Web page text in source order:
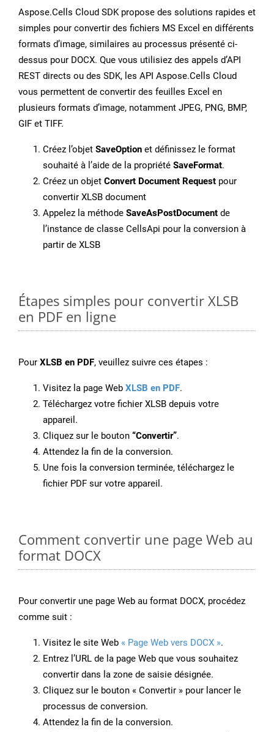
Aspose.Cells Cloud SDK propose des solutions rapides et
simples pour convertir des fichiers MS Excel en différents
formats d’image, similaires au processus présenté ci-
dessus pour DOCX. Que vous utilisiez des appels d’API
REST directs ou des SDK, les API Aspose.Cells Cloud
vous permettent de convertir des feuilles Excel en
plusieurs formats d’image, notamment JPEG, PNG, BMP,
GIF et TIFF.
Créez l’objet SaveOption et définissez le format
souhaité à l’aide de la propriété SaveFormat.
Créez un objet Convert Document Request pour
convertir XLSB document
Appelez la méthode SaveAsPostDocument de
l’instance de classe CellsApi pour la conversion à
partir de XLSB
Étapes simples pour convertir XLSB
en PDF en ligne
Pour XLSB en PDF, veuillez suivre ces étapes :
Visitez la page Web XLSB en PDF.
Téléchargez votre fichier XLSB depuis votre
appareil.
Cliquez sur le bouton “Convertir”.
Attendez la fin de la conversion.
Une fois la conversion terminée, téléchargez le
fichier PDF sur votre appareil.
Comment convertir une page Web au
format DOCX
Pour convertir une page Web au format DOCX, procédez
comme suit :
Visitez le site Web « Page Web vers DOCX ».
Entrez l’URL de la page Web que vous souhaitez
convertir dans la zone de saisie désignée.
Cliquez sur le bouton « Convertir » pour lancer le
processus de conversion.
Attendez la fin de la conversion.